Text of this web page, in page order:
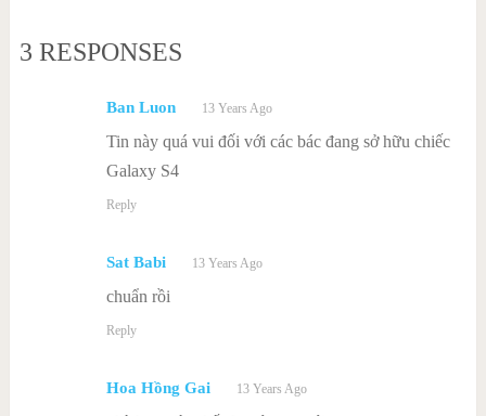
3 RESPONSES
Ban Luon 13 Years Ago
Tin này quá vui đối với các bác đang sở hữu chiếc
Galaxy S4
Reply
Sat Babi 13 Years Ago
chuẩn rồi
Reply
Hoa Hồng Gai 13 Years Ago